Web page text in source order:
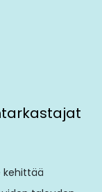
kehittää